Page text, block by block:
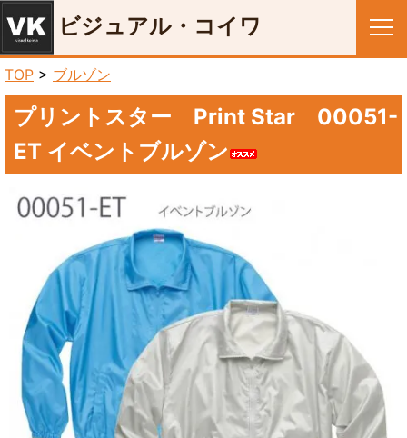
ビジュアル・コイワ
TOP > ブルゾン
プリントスター Print Star 00051-
ET イベントブルゾン